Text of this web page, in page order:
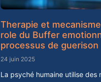
Therapie et
role du Buffer
processus de guerison
24 juin 2025
La psyché humaine utilise